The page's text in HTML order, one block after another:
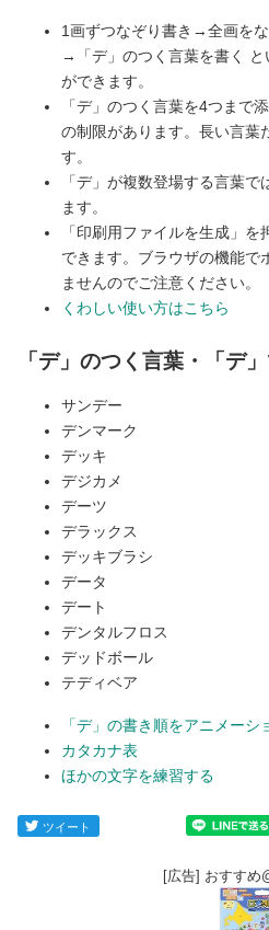
1画ずつなぞり書き→全画を
→「デ」のつく言葉を書く
ができます。
「デ」のつく言葉を4つまで
の制限があります。長い言葉
す。
「デ」が複数登場する言葉
ます。
「印刷用ファイルを生成」
できます。ブラウザの機能で
ませんのでご注意ください。
くわしい使い方はこちら
「デ」のつく言葉・「デ
サンデー
デンマーク
デッキ
デジカメ
デーツ
デラックス
デッキブラシ
データ
デート
デンタルフロス
デッドボール
テディベア
「デ」の書き順をアニメーシ
カタカナ表
ほかの文字を練習する
ツイート
[広告] おすすめ